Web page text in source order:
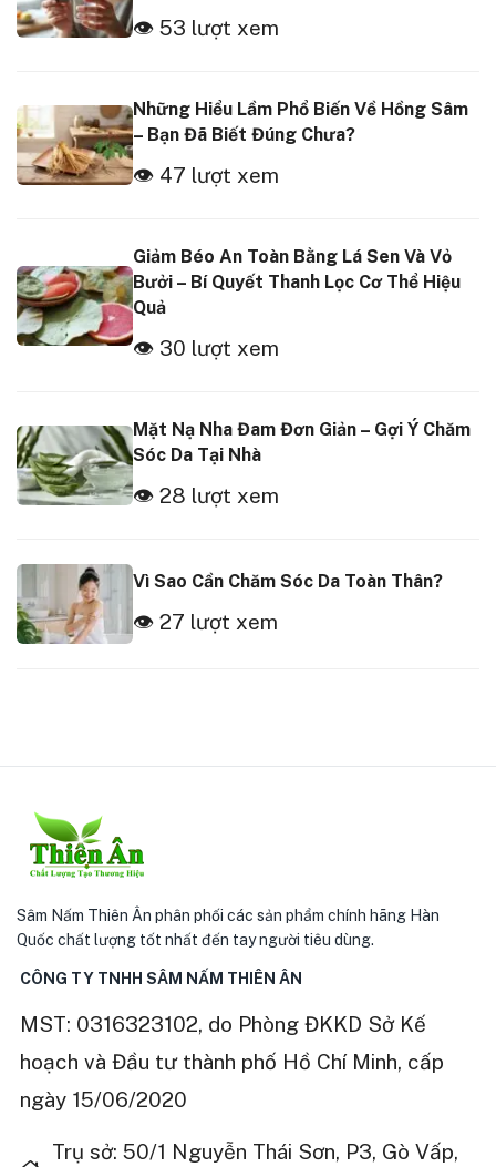
👁 53 lượt xem
Những Hiểu Lầm Phổ Biến Về Hồng Sâm
– Bạn Đã Biết Đúng Chưa?
👁 47 lượt xem
Giảm Béo An Toàn Bằng Lá Sen Và Vỏ
Bưởi – Bí Quyết Thanh Lọc Cơ Thể Hiệu
Quả
👁 30 lượt xem
Mặt Nạ Nha Đam Đơn Giản – Gợi Ý Chăm
Sóc Da Tại Nhà
👁 28 lượt xem
Vì Sao Cần Chăm Sóc Da Toàn Thân?
👁 27 lượt xem
Sâm Nấm Thiên Ân phân phối các sản phẩm chính hãng Hàn
Quốc chất lượng tốt nhất đến tay người tiêu dùng.
CÔNG TY TNHH SÂM NẤM THIÊN ÂN
MST: 0316323102, do Phòng ĐKKD Sở Kế
hoạch và Đầu tư thành phố Hồ Chí Minh, cấp
ngày 15/06/2020
Trụ sở: 50/1 Nguyễn Thái Sơn, P3, Gò Vấp,